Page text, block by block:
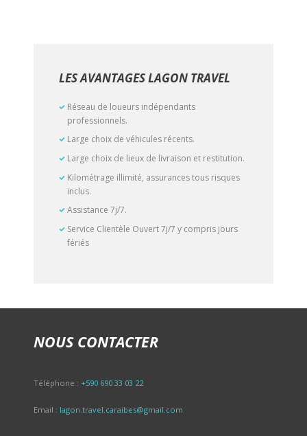
LES AVANTAGES LAGON TRAVEL
Réseau de loueurs indépendants
professionnels.
Large choix de véhicules récents.
Large choix de lieux de livraison et restitution.
Kilométrage illimité, assurances tous risques
inclus.
Assistance 7j/7.
Service Clientèle Ouvert 7j/7 y compris jours
fériés
NOUS CONTACTER
Téléphone : +590 690 33 03 22
Email : lagon.travel.caraibes@gmail.com